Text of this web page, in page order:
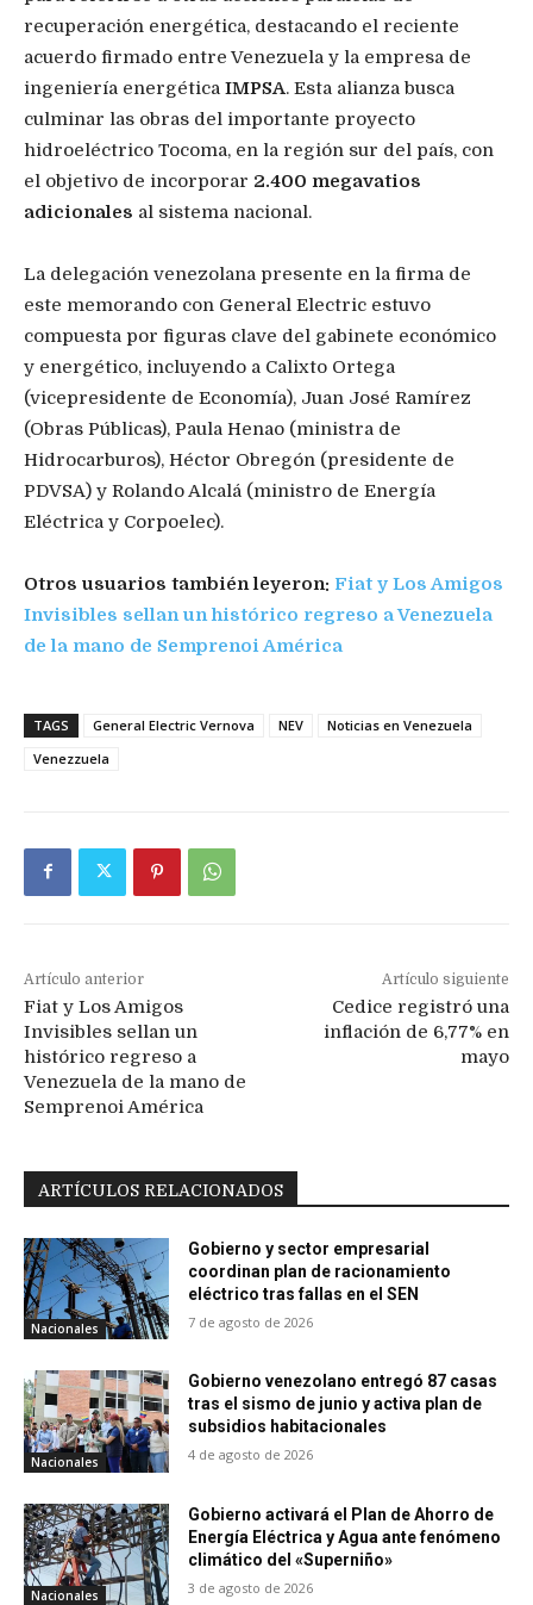
recuperación energética, destacando el reciente
acuerdo firmado entre Venezuela y la empresa de
ingeniería energética IMPSA. Esta alianza busca
culminar las obras del importante proyecto
hidroeléctrico Tocoma, en la región sur del país, con
el objetivo de incorporar 2.400 megavatios
adicionales al sistema nacional.
La delegación venezolana presente en la firma de
este memorando con General Electric estuvo
compuesta por figuras clave del gabinete económico
y energético, incluyendo a Calixto Ortega
(vicepresidente de Economía), Juan José Ramírez
(Obras Públicas), Paula Henao (ministra de
Hidrocarburos), Héctor Obregón (presidente de
PDVSA) y Rolando Alcalá (ministro de Energía
Eléctrica y Corpoelec).
Otros usuarios también leyeron: Fiat y Los Amigos
Invisibles sellan un histórico regreso a Venezuela
de la mano de Semprenoi América
TAGS General Electric Vernova NEV
Noticias en Venezuela
Venezzuela
Artículo anterior
Fiat y Los Amigos
Invisibles sellan un
histórico regreso a
Venezuela de la mano de
Semprenoi América
Artículo siguiente
Cedice registró una
inflación de 6,77% en
mayo
ARTÍCULOS RELACIONADOS
Nacionales
Gobierno y sector empresarial
coordinan plan de racionamiento
eléctrico tras fallas en el SEN
7 de agosto de 2026
Nacionales
Gobierno venezolano entregó 87 casas
tras el sismo de junio y activa plan de
subsidios habitacionales
4 de agosto de 2026
Nacionales
Gobierno activará el Plan de Ahorro de
Energía Eléctrica y Agua ante fenómeno
climático del «Superniño»
3 de agosto de 2026